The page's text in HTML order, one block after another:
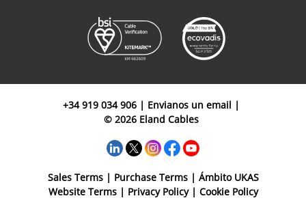
+34 919 034 906 | Envianos un email |
© 2026 Eland Cables
Sales Terms| Purchase Terms| Ámbito UKAS
Website Terms| Privacy Policy| Cookie Policy